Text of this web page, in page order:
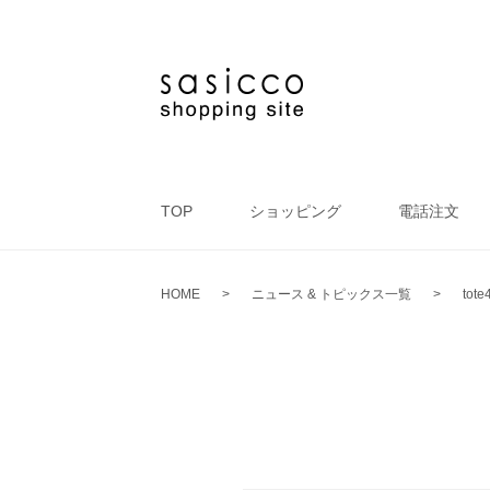
TOP ショッピング 電話注文
HOME > ニュース & トピックス一覧 >